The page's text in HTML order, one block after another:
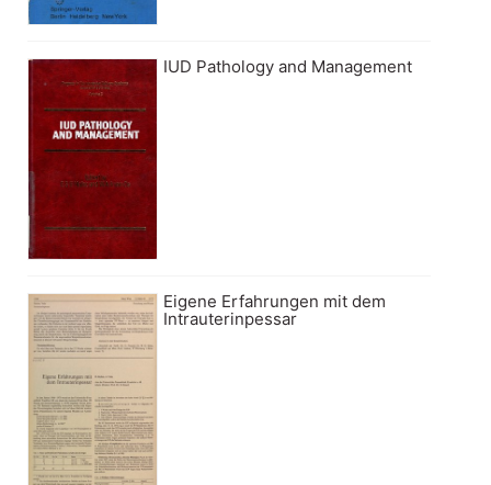
IUD Pathology and Management
Eigene Erfahrungen mit dem
Intrauterinpessar